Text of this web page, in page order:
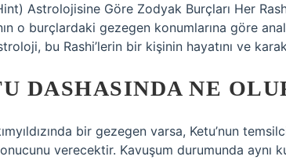
Astrolojisine Göre Zodyak Burçları Her
o burçlardaki gezegen konumlarına göre
bu Rashi’lerin bir kişinin hayatını ve
DASHASINDA NE
bir gezegen varsa, Ketu’nun
verecektir. Kavuşum durumunda aynı